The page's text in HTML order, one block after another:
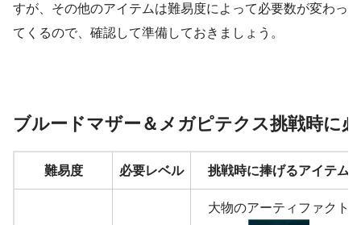
すが、その他のアイテムは難易度によって必要数が変わっ
てくるので、確認して準備しておきましょう。
ブルードマザー＆メガピテクス挑戦時に
難易度 必要レベル 挑戦時に捧げるアイテム
大物のアーティファクト